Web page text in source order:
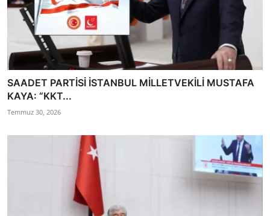
SAADET PARTİSİ İSTANBUL MİLLETVEKİLİ MUSTAFA
KAYA: “KKT...
Temmuz 30, 2026